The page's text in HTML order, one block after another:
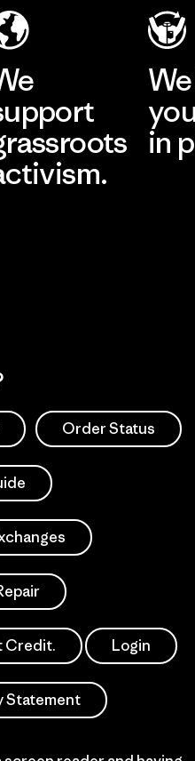
in
Order Status
Credit. Login
Statement